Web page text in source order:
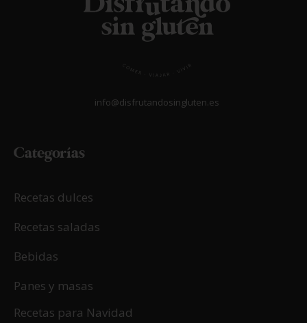
info@disfrutandosingluten.es
Categorías
Recetas dulces
Recetas saladas
Bebidas
Panes y masas
Recetas para Navidad